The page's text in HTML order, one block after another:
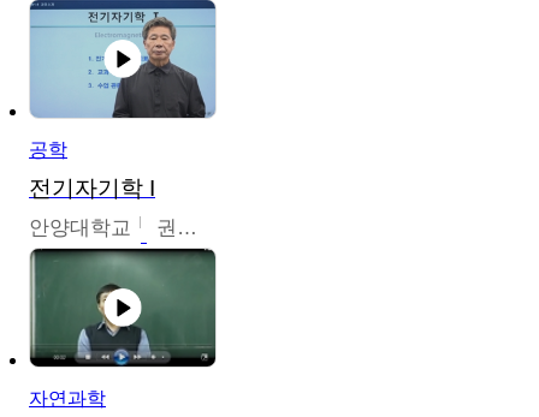
공학
전기자기학 I
안양대학교 권원현
자연과학